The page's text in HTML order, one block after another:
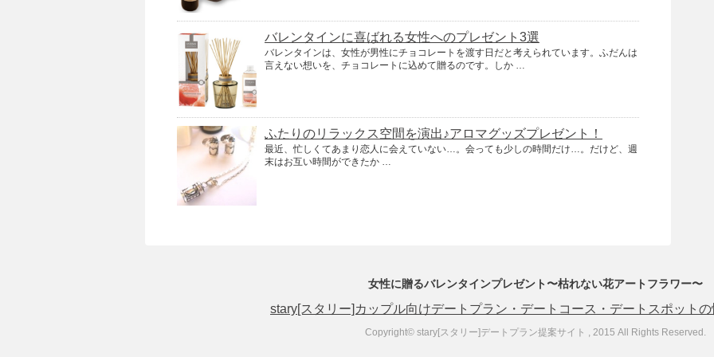
バレンタインに喜ばれる女性へのプレゼント3選
バレンタインは、女性が男性にチョコレートを渡す日だと考えられています。ふだんは
言えない想いを、チョコレートに込めて贈るのです。しか …
ふたりのリラックス空間を演出♪アロマグッズプレゼント！
最近、忙しくてあまり恋人に会えていない…。会っても少しの時間だけ…。だけど、週
末はお互い時間ができたか …
女性に贈るバレンタインプレゼント〜枯れない花アートフラワー〜
stary[スタリー]カップル向けデートプラン・デートコース・デートスポットの
Copyright© stary[スタリー]デートプラン提案サイト , 2015 All Rights Reserved.